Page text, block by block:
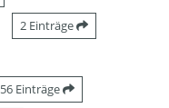
2 Einträge
Einträge